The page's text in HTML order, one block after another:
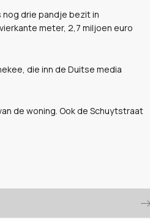
nog drie pandje bezit in
meter, 2,7 miljoen euro
die inn de Duitse media
de woning. Ook de Schuytstraat